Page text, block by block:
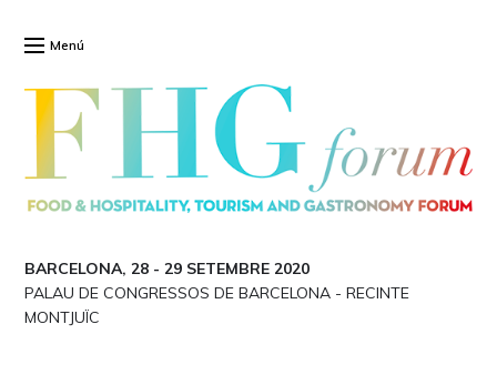
Menú
BARCELONA, 28 -29 SETEMBRE 2020
PALAU DE CONGRESSOS DE BARCELONA -RECINTE
MONTJUÏC